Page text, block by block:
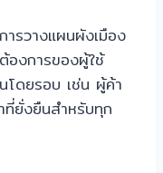
การวางแผนผังเมือง
องการของผู้ใช้
โดยรอบ เช่น ผู้ค้า
ยั่งยืนสำหรับทุก